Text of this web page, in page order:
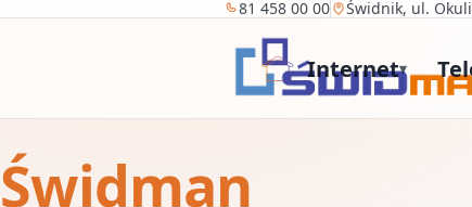
81 458 00 00 Świdnik, ul.
Internet▾
Świdman